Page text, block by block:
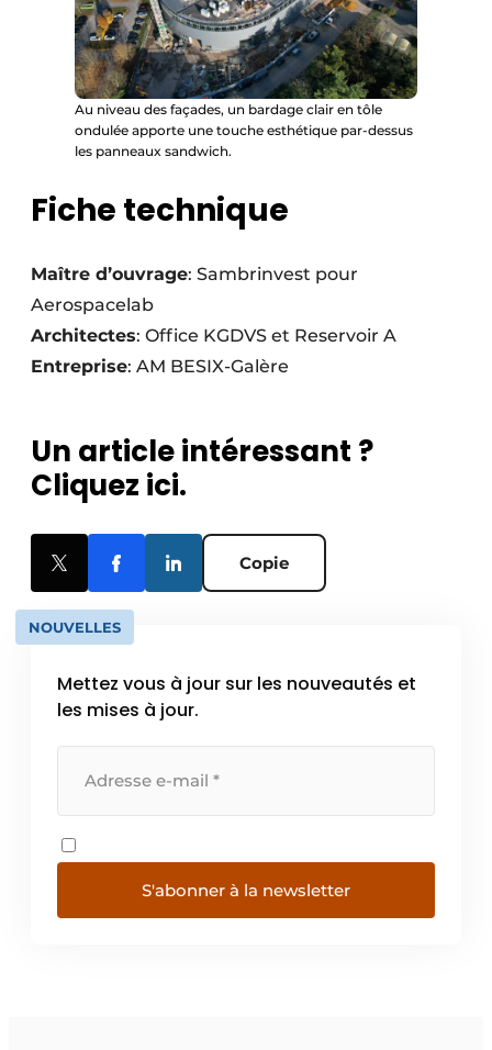
Au niveau des façades, un bardage clair en tôle
ondulée apporte une touche esthétique par-dessus
les panneaux sandwich.
Fiche technique
Maître d’ouvrage: Sambrinvest pour
Aerospacelab
Architectes: Office KGDVS et Reservoir A
Entreprise: AM BESIX-Galère
Un article intéressant ?
Cliquez ici.
Copie
NOUVELLES
Mettez vous à jour sur les nouveautés et
les mises à jour.
S'abonner à la newsletter